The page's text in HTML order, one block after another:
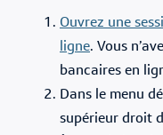
Ouvrez une
ligne. Vous
bancaires en
Dans le menu
supérieur droit